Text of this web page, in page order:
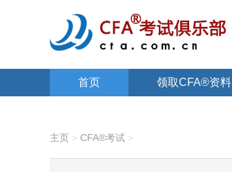
首页 领取CFA®资料
主页 > CFA®考试 >